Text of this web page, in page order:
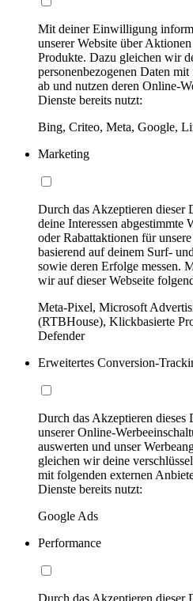
Mit deiner Einwilligung
unserer Website über
Produkte. Dazu gleichen wir
personenbezogenen Daten
ab und nutzen deren Online-
Dienste bereits nutzt:
Bing, Criteo, Meta, Google,
Marketing
Durch das Akzeptieren dieser
deine Interessen abgestimmte
oder Rabattaktionen für
basierend auf deinem Surf-
sowie deren Erfolge messen.
wir auf dieser Webseite
Meta-Pixel, Microsoft
(RTBHouse), Klickbasierte
Defender
Erweitertes Conversion-
Durch das Akzeptieren
unserer Online-
auswerten und unser
gleichen wir deine
mit folgenden externen
Dienste bereits nutzt:
Google Ads
Performance
Durch das Akzeptieren